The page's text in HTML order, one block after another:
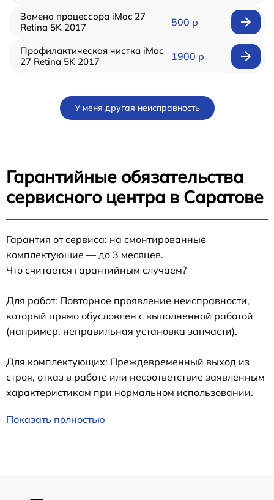
Замена процессора iMac 27
Retina 5K 2017
500 р
Профилактическая чистка iMac
27 Retina 5K 2017
1900 р
У меня другая неисправность
Гарантийные обязательства
сервисного центра в Саратове
Гарантия от сервиса: на смонтированные
комплектующие — до 3 месяцев.
Что считается гарантийным случаем?
Для работ: Повторное проявление неисправности,
который прямо обусловлен с выполненной работой
(например, неправильная установка запчасти).
Для комплектующих: Преждевременный выход из
строя, отказ в работе или несоответствие заявленным
характеристикам при нормальном использовании.
Показать полностью